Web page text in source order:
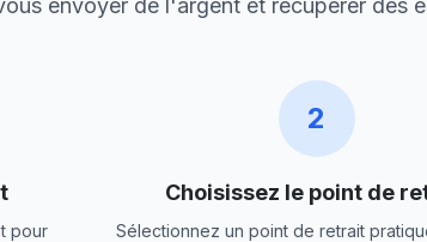
envoyer de l'argent et récupérer des
pour
2
Choisissez le point de
Sélectionnez un point de retrait